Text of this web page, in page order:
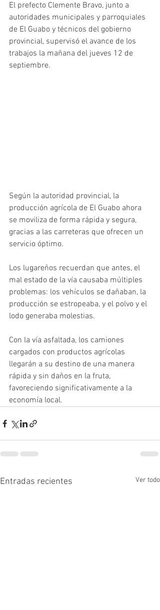
El prefecto Clemente Bravo, junto a
autoridades municipales y parroquiales
de El Guabo y técnicos del gobierno
provincial, supervisó el avance de los
trabajos la mañana del jueves 12 de
septiembre.
Según la autoridad provincial, la
producción agrícola de El Guabo ahora
se moviliza de forma rápida y segura,
gracias a las carreteras que ofrecen un
servicio óptimo.
Los lugareños recuerdan que antes, el
mal estado de la vía causaba múltiples
problemas: los vehículos se dañaban, la
producción se estropeaba, y el polvo y el
lodo generaba molestias.
Con la vía asfaltada, los camiones
cargados con productos agrícolas
llegarán a su destino de una manera
rápida y sin daños en la fruta,
favoreciendo significativamente a la
economía local.
Entradas recientes Ver todo